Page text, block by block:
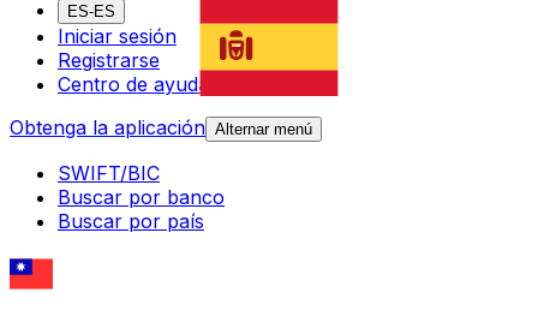
ES-ES
Iniciar sesión
Registrarse
Centro de ayuda
Obtenga la aplicación Alternar menú
SWIFT/BIC
Buscar por banco
Buscar por país